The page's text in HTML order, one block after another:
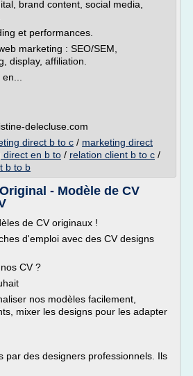
brand content, social media,
et performances.
marketing : SEO/SEM,
display, affiliation.
delecluse.com
direct b to c / marketing direct
direct en b to / relation client b to c /
b to b
- Modèle de CV
de CV originaux !
d'emploi avec des CV designs
CV ?
nos modèles facilement,
mixer les designs pour les adapter
par des designers professionnels. Ils